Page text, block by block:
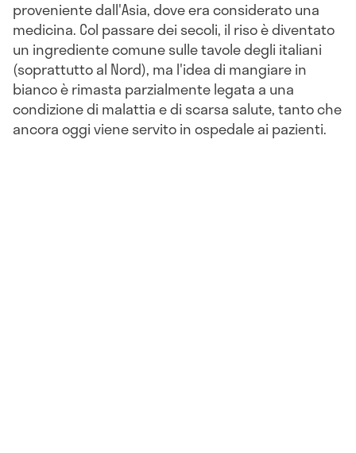
proveniente dall'Asia, dove era considerato una
medicina. Col passare dei secoli, il riso è diventato
un ingrediente comune sulle tavole degli italiani
(soprattutto al Nord), ma l'idea di mangiare in
bianco è rimasta parzialmente legata a una
condizione di malattia e di scarsa salute, tanto che
ancora oggi viene servito in ospedale ai pazienti.